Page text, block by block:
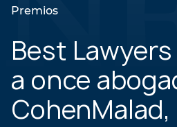
Premios
Best
a once
CohenMalad,